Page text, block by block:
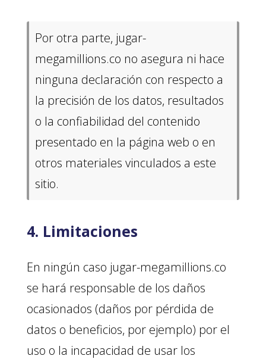
Por otra parte, jugar-
megamillions.co no asegura ni hace
ninguna declaración con respecto a
la precisión de los datos, resultados
o la confiabilidad del contenido
presentado en la página web o en
otros materiales vinculados a este
sitio.
4. Limitaciones
En ningún caso jugar-megamillions.co
se hará responsable de los daños
ocasionados (daños por pérdida de
datos o beneficios, por ejemplo) por el
uso o la incapacidad de usar los